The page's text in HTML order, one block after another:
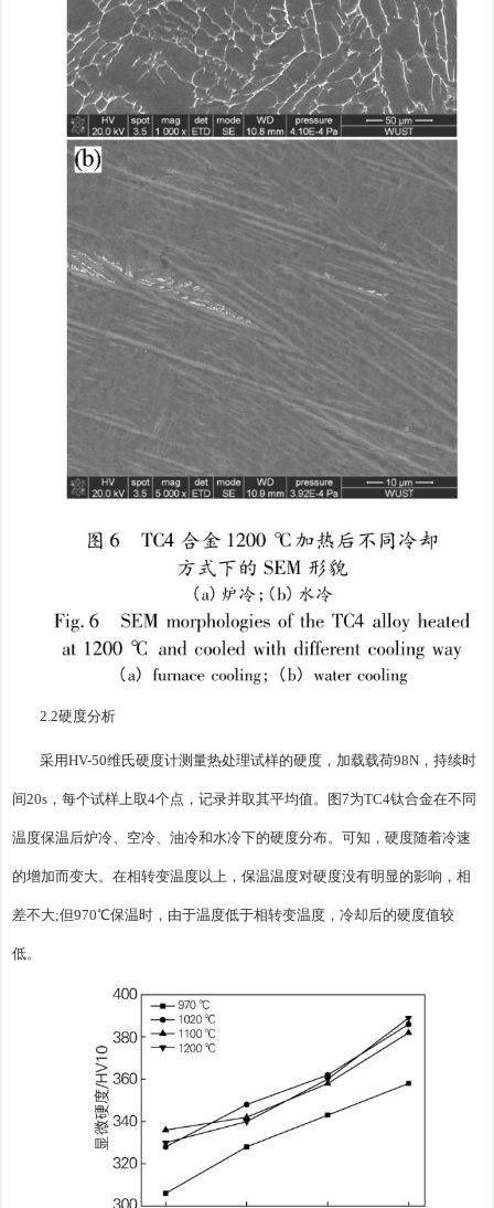
2.2硬度分析
采用HV-50维氏硬度计测量热处理试样的硬度，加载载荷98N，持续时
间20s，每个试样上取4个点，记录并取其平均值。图7为TC4钛合金在不同
温度保温后炉冷、空冷、油冷和水冷下的硬度分布。可知，硬度随着冷速
的增加而变大。在相转变温度以上，保温温度对硬度没有明显的影响，相
差不大;但970℃保温时，由于温度低于相转变温度，冷却后的硬度值较
低。